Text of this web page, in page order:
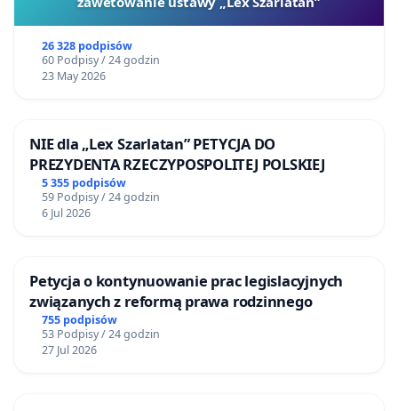
26 328 podpisów
60 Podpisy / 24 godzin
23 May 2026
NIE dla „Lex Szarlatan” PETYCJA DO
PREZYDENTA RZECZYPOSPOLITEJ POLSKIEJ
5 355 podpisów
59 Podpisy / 24 godzin
6 Jul 2026
Petycja o kontynuowanie prac legislacyjnych
związanych z reformą prawa rodzinnego
755 podpisów
53 Podpisy / 24 godzin
27 Jul 2026